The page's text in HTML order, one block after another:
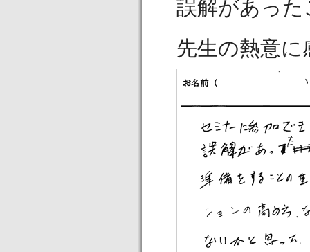
誤解があっ
先生の熱意